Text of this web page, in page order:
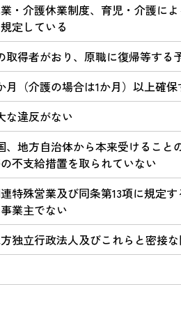
・介護休業制度、育児・介護に
定している
得者がおり、原職に復帰等する
（介護の場合は1か月）以上確保
な違反がない
地方自治体から本来受けるこ
不支給措置を取られていない
特殊営業及び同条第13項に規定
業主でない
独立行政法人及びこれらと密接